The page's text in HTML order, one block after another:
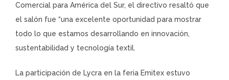
Comercial para América del Sur, el directivo resaltó que
el salón fue “una excelente oportunidad para mostrar
todo lo que estamos desarrollando en innovación,
sustentabilidad y tecnología textil.
La participación de Lycra en la feria Emitex estuvo